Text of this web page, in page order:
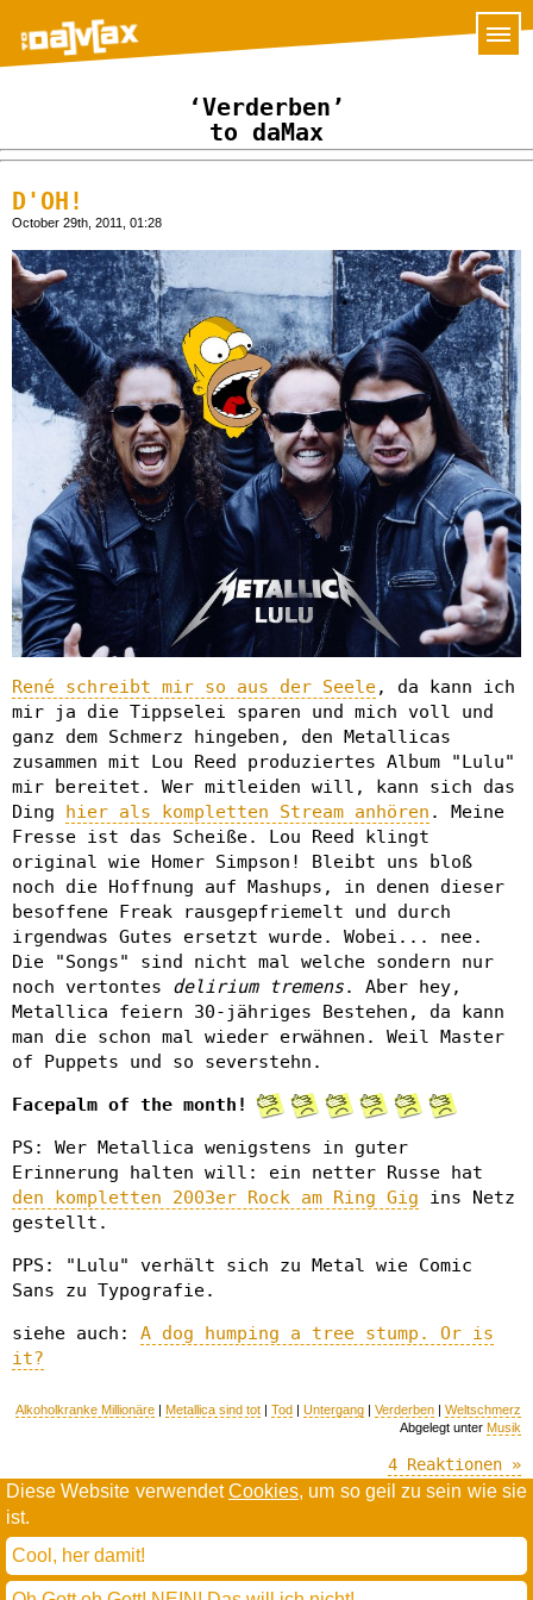
Diese Website verwendetCookies, um so geil zu sein wie sie
ist.
Cool, her damit!
‘Verderben’
to daMax
D'OH!
October 29th, 2011, 01:28
René schreibt mir so aus der Seele, da kann ich
mir ja die Tippselei sparen und mich voll und
ganz dem Schmerz hingeben, den Metallicas
zusammen mit Lou Reed produziertes Album "Lulu"
mir bereitet. Wer mitleiden will, kann sich das
Ding hier als kompletten Stream anhören . Meine
Fresse ist das Scheiße. Lou Reed klingt
original wie Homer Simpson! Bleibt uns bloß
noch die Hoffnung auf Mashups, in denen dieser
besoffene Freak rausgepfriemelt und durch
irgendwas Gutes ersetzt wurde. Wobei... nee.
Die "Songs" sind nicht mal welche sondern nur
noch vertontes delirium tremens. Aber hey,
Metallica feiern 30-jähriges Bestehen, da kann
man die schon mal wieder erwähnen. Weil Master
of Puppets und so severstehn.
Facepalm of the month!
PS: Wer Metallica wenigstens in guter
Erinnerung halten will: ein netter Russe hat
den kompletten 2003er Rock am Ring Gig ins Netz
gestellt.
PPS: "Lulu" verhält sich zu Metal wie Comic
Sans zu Typografie.
siehe auch: A dog humping a tree stump. Or is
it?
Alkoholkranke Millionäre | Metallica sind tot | Tod | Untergang | Verderben | Weltschmerz
Abgelegt unter Musik
4 Reaktionen »
todamax rennt aufwordpress